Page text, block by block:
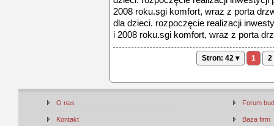
2008 roku.sgi komfort, wraz z porta
dla dzieci. rozpoczęcie realizacji
i 2008 roku.sgi komfort, wraz z porta
Stron: 42 ▾ 1 2
O nas
Kontakt
Forum
Baza firm